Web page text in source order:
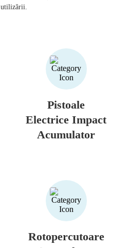
utilizării.
Pistoale
Electrice Impact
Acumulator
Rotopercutoare